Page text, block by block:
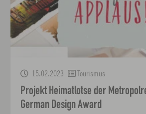
15.02.2023 Tourismus
Projekt Heimatlotse der
German Design Award